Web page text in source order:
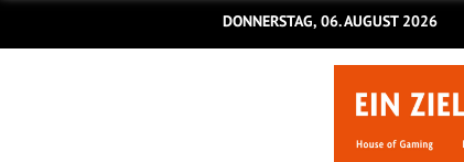
DONNERSTAG, 06. AUGUST 2026